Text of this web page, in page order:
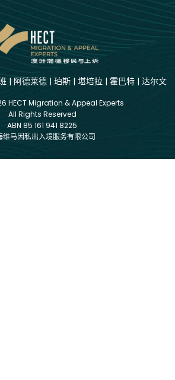
| 阿德莱德 | 珀斯 | 堪培拉 | 霍巴特 | 达尔文
HECT Migration & Appeal Experts
All Rights Reserved
ABN 85 161 941 8225
维马因私出入境服务有限公司